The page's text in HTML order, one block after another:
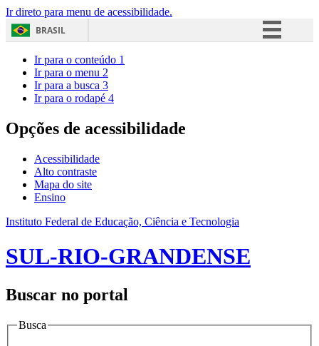
Ir direto para menu de acessibilidade.
BRASIL
Acesso à informação
Ir para o conteúdo 1
Ir para o menu 2
Ir para a busca 3
Ir para o rodapé 4
Opções de acessibilidade
Acessibilidade
Alto contraste
Mapa do site
Ensino
Instituto Federal de Educação, Ciência e Tecnologia
SUL-RIO-GRANDENSE
Buscar no portal
Busca